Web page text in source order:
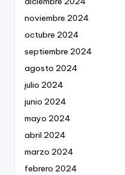
noviembre 2024
octubre 2024
septiembre 2024
agosto 2024
julio 2024
junio 2024
mayo 2024
abril 2024
marzo 2024
febrero 2024